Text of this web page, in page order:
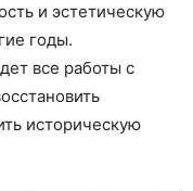
и эстетическую
годы.
все работы с
историческую